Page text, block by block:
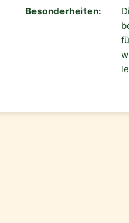
Besonderheiten: